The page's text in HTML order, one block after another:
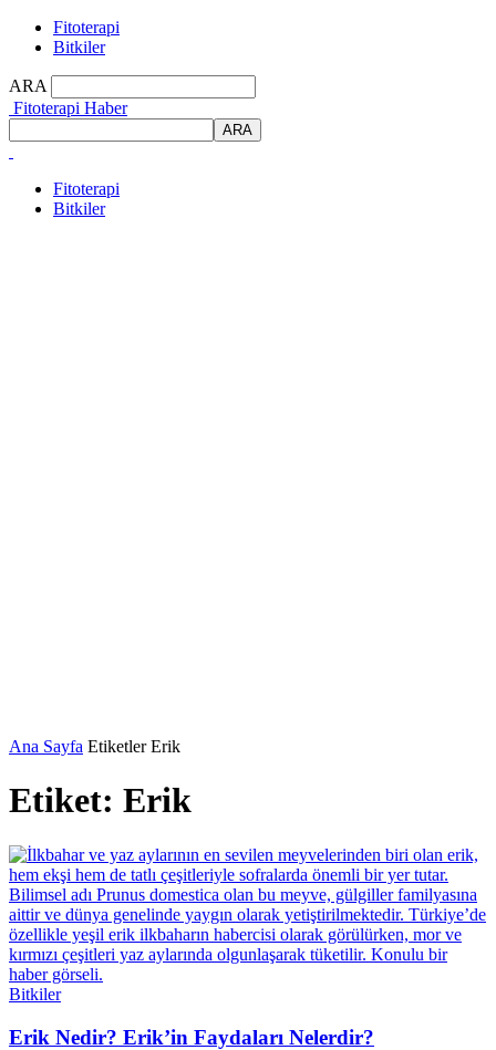
Fitoterapi
Bitkiler
ARA
Fitoterapi Haber
Fitoterapi
Bitkiler
Ana Sayfa Etiketler Erik
Etiket: Erik
Bitkiler
Erik Nedir? Erik’in Faydaları Nelerdir?